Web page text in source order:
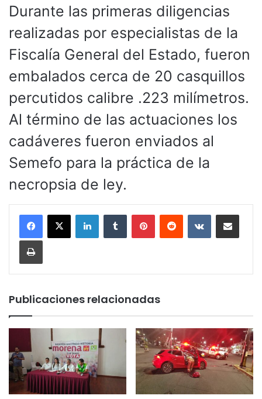
Durante las primeras diligencias
realizadas por especialistas de la
Fiscalía General del Estado, fueron
embalados cerca de 20 casquillos
percutidos calibre .223 milímetros.
Al término de las actuaciones los
cadáveres fueron enviados al
Semefo para la práctica de la
necropsia de ley.
LinkedInTumblr PinterestReddit VKontakteCompartir por
Imprimir
Publicaciones relacionadas